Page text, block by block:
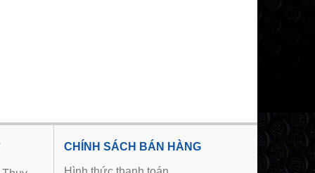
CHÍNH SÁCH BÁN HÀNG